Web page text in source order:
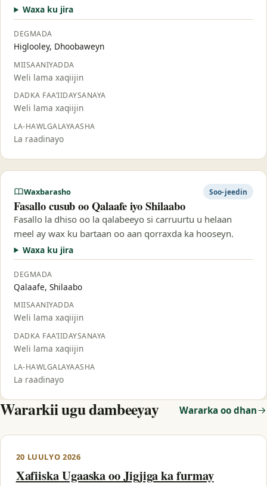
Waxa ku jira
DEGMADA
Higlooley, Dhoobaweyn
MIISAANIYADDA
Weli lama xaqiijin
DADKA FAA’IIDAYSANAYA
Weli lama xaqiijin
LA-HAWLGALAYAASHA
La raadinayo
Waxbarasho Soo-jeedin
Fasallo cusub oo Qalaafe iyo Shilaabo
Fasallo la dhiso oo la qalabeeyo si carruurtu u helaan
meel ay wax ku bartaan oo aan qorraxda ka hooseyn.
Waxa ku jira
DEGMADA
Qalaafe, Shilaabo
MIISAANIYADDA
Weli lama xaqiijin
DADKA FAA’IIDAYSANAYA
Weli lama xaqiijin
LA-HAWLGALAYAASHA
La raadinayo
Wararkii ugu dambeeyay Wararka oo dhan
20 LUULYO 2026
Xafiiska Ugaaska oo Jigjiga ka furmay